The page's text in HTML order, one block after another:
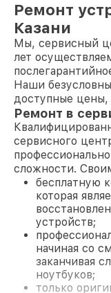
Ремонт
Казани
Мы, сервисный
лет
Наши
доступные цены,
Ремонт в
сервисного
сложности.
бесплатную
которая
устройств;
начиная со
заканчивая
ноутбуков;
только